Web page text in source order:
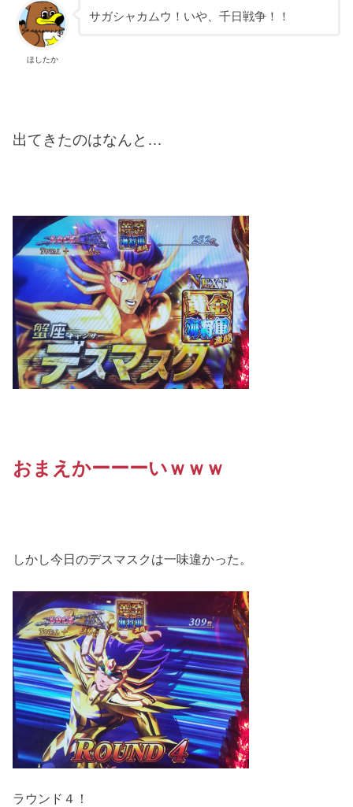
ほしたか
サガシャカムウ！いや、千日戦争！！
出てきたのはなんと…
おまえかーーーいｗｗｗ
しかし今日のデスマスクは一味違かった。
ラウンド４！